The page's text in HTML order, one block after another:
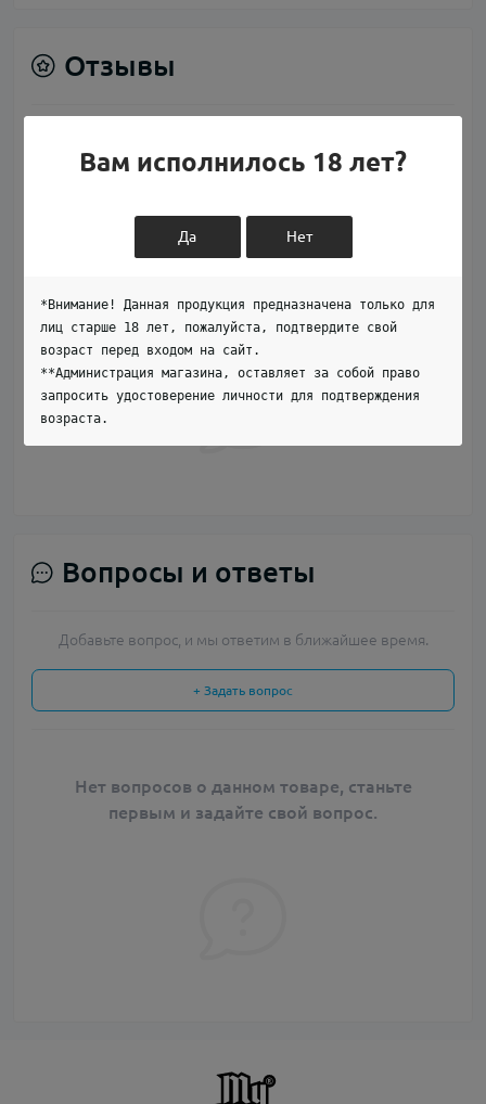
Отзывы
первым, оставьте свой отзыв.
Вопросы и ответы
Добавьте вопрос, и мы ответим в ближайшее время.
+ Задать вопрос
Нет вопросов о данном товаре, станьте
первым и задайте свой вопрос.
Вам исполнилось 18 лет?
Да Нет
*Внимание! Данная продукция предназначена только для
лиц старше 18 лет, пожалуйста, подтвердите свой
возраст перед входом на сайт.
**Администрация магазина, оставляет за собой право
запросить удостоверение личности для подтверждения
возраста.